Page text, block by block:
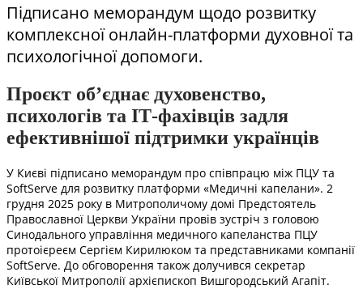
Підписано меморандум щодо розвитку
комплексної онлайн-платформи духовної та
психологічної допомоги.
Проєкт об’єднає духовенство,
психологів та ІТ-фахівців задля
ефективнішої підтримки українців
У Києві підписано меморандум про співпрацю між ПЦУ та
SoftServe для розвитку платформи «Медичні капелани». 2
грудня 2025 року в Митрополичому домі Предстоятель
Православної Церкви України провів зустріч з головою
Синодального управління медичного капеланства ПЦУ
протоієреєм Сергієм Кирилюком та представниками компанії
SoftServe. До обговорення також долучився секретар
Київської Митрополії архієпископ Вишгородський Агапіт.